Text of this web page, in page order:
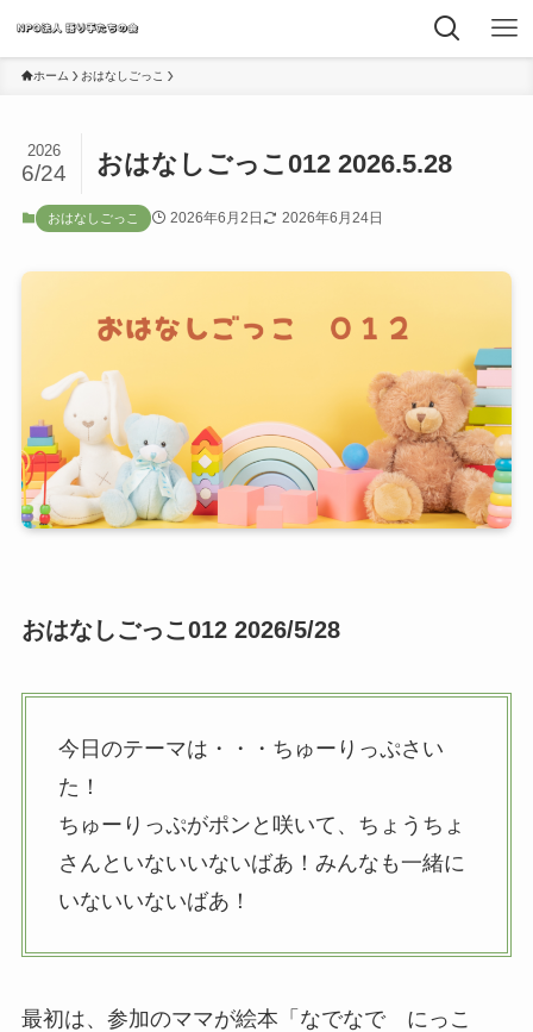
ホーム おはなしごっこ
おはなしごっこ012 2026.5.28
2026
6/24
おはなしごっこ 2026年6月2日 2026年6月24日
おはなしごっこ012 2026/5/28
今日のテーマは・・・ちゅーりっぷさい
た！
ちゅーりっぷがポンと咲いて、ちょうちょ
さんといないいないばあ！みんなも一緒に
いないいないばあ！
最初は、参加のママが絵本「なでなで にっこ